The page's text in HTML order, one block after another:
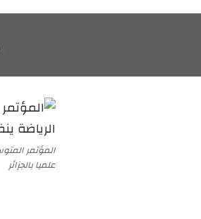
المؤتمر
علميا بالجزائر